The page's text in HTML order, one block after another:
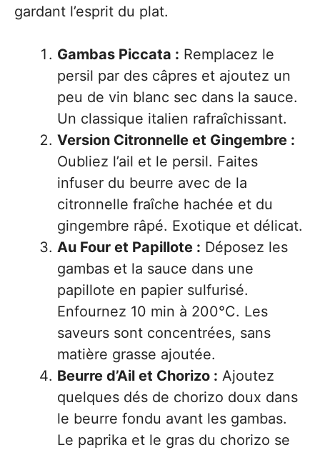
gardant l’esprit du plat.
Gambas Piccata : Remplacez le
persil par des câpres et ajoutez un
peu de vin blanc sec dans la sauce.
Un classique italien rafraîchissant.
Version Citronnelle et Gingembre :
Oubliez l’ail et le persil. Faites
infuser du beurre avec de la
citronnelle fraîche hachée et du
gingembre râpé. Exotique et délicat.
Au Four et Papillote : Déposez les
gambas et la sauce dans une
papillote en papier sulfurisé.
Enfournez 10 min à 200°C. Les
saveurs sont concentrées, sans
matière grasse ajoutée.
Beurre d’Ail et Chorizo : Ajoutez
quelques dés de chorizo doux dans
le beurre fondu avant les gambas.
Le paprika et le gras du chorizo se